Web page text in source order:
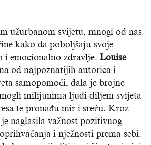
užurbanom svijetu, mnogi od nas
kako da poboljšaju svoje
i emocionalno zdravlje. Louise
od najpoznatijih autorica i
samopomoći, dala je brojne
milijunima ljudi diljem svijeta
te pronađu mir i sreću. Kroz
naglasila važnost pozitivnog
i nježnosti prema sebi.